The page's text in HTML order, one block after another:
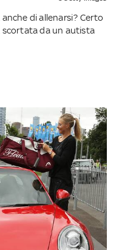
di allenarsi? Certo
scortata da un autista